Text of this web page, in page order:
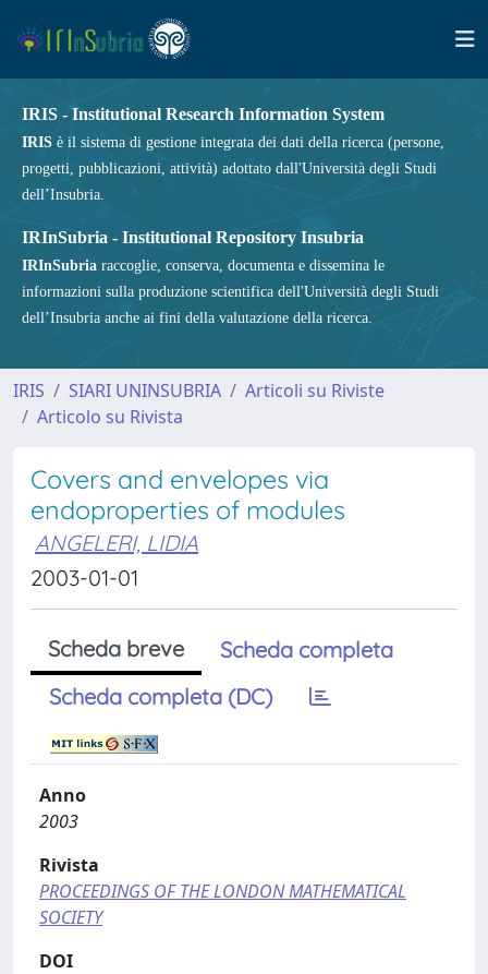
IRIS - Institutional Research Information System
IRIS è il sistema di gestione integrata dei dati della ricerca (persone,
progetti, pubblicazioni, attività) adottato dall'Università degli Studi
dell’Insubria.
IRInSubria - Institutional Repository Insubria
IRInSubria raccoglie, conserva, documenta e dissemina le
informazioni sulla produzione scientifica dell'Università degli Studi
dell’Insubria anche ai fini della valutazione della ricerca.
IRIS SIARI UNINSUBRIA
Articoli su Riviste
Articolo su Rivista
Covers and envelopes via
endoproperties of modules
ANGELERI, LIDIA
2003-01-01
Scheda breve
Scheda completa
Scheda completa (DC)
Anno
2003
Rivista
PROCEEDINGS OF THE LONDON MATHEMATICAL
SOCIETY
DOI